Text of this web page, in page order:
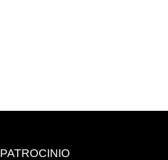
PATROCINIO